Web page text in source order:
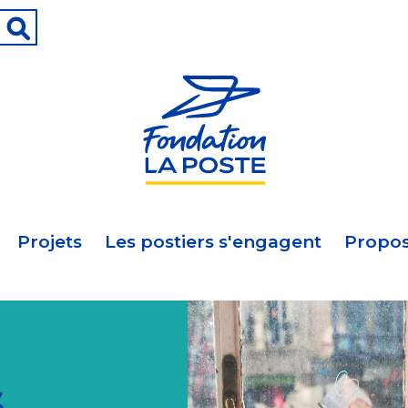
Projets Les postiers s'engagent